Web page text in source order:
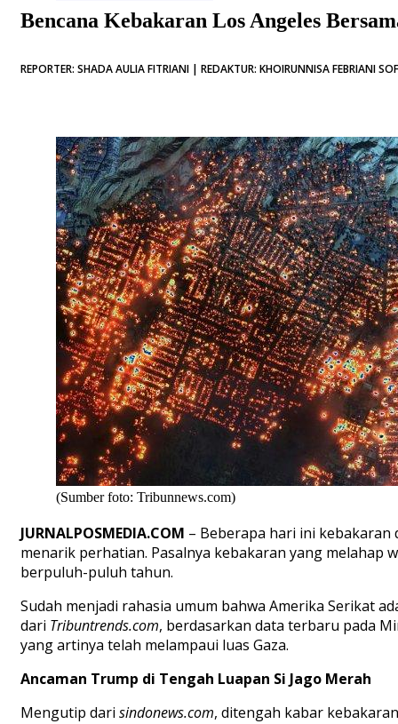
Bencana Kebakaran Los Angeles
REPORTER: SHADA AULIA FITRIANI | REDAKTUR: KHOIRUNNISA FEBRIANI
(Sumber foto: Tribunnews.com)
JURNALPOSMEDIA.COM – Beberapa hari ini kebakaran
menarik perhatian. Pasalnya kebakaran yang melahap
berpuluh-puluh tahun.
Sudah menjadi rahasia umum bahwa Amerika Serikat
dari Tribuntrends.com, berdasarkan data terbaru pada
yang artinya telah melampaui luas Gaza.
Ancaman Trump di Tengah Luapan Si Jago Merah
Mengutip dari sindonews.com, ditengah kabar